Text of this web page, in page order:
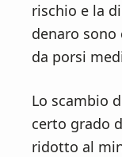
rischio e la
denaro
da porsi
Lo scambio
certo grado
ridotto al